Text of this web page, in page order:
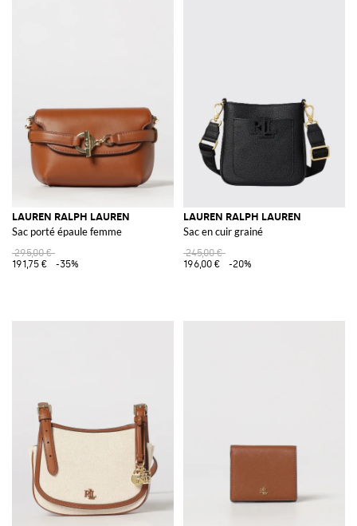
LAUREN RALPH LAUREN
Sac porté épaule femme
295,00 €
191,75 €
-35%
LAUREN RALPH LAUREN
Sac en cuir grainé
245,00 €
196,00 €
-20%